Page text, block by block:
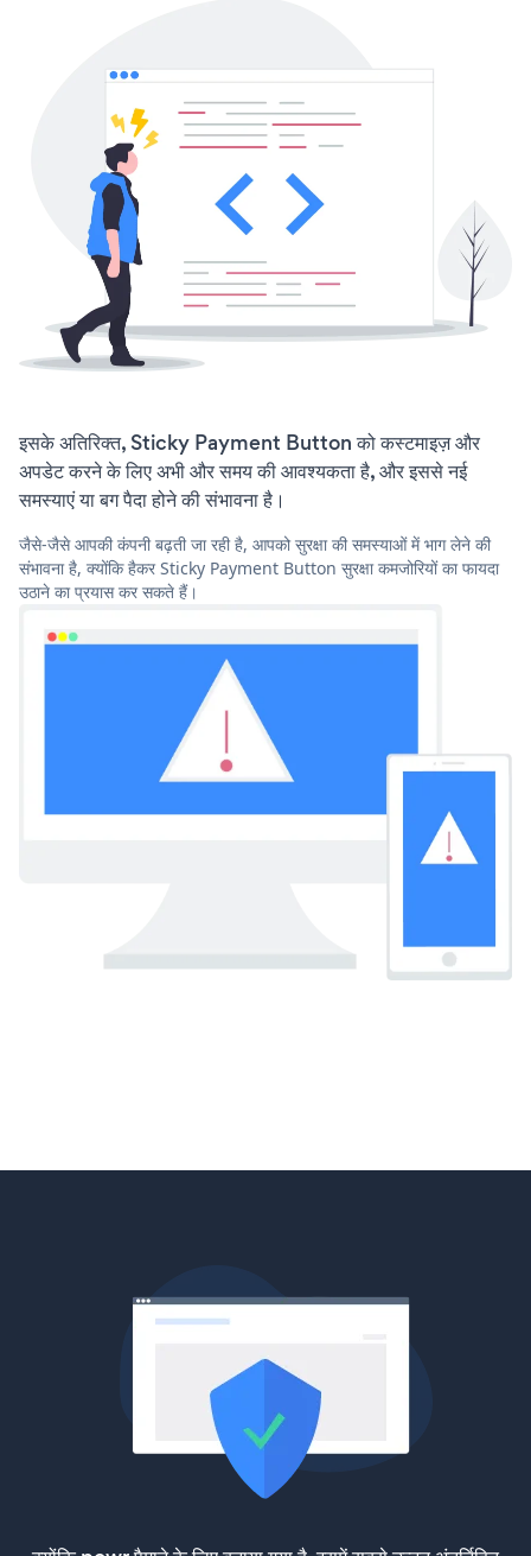
इसके अतिरिक्त, Sticky Payment Button को कस्टमाइज़ और
अपडेट करने के लिए अभी और समय की आवश्यकता है, और इससे नई
समस्याएं या बग पैदा होने की संभावना है।
जैसे-जैसे आपकी कंपनी बढ़ती जा रही है, आपको सुरक्षा की समस्याओं में भाग लेने की
संभावना है, क्योंकि हैकर Sticky Payment Button सुरक्षा कमजोरियों का फायदा
उठाने का प्रयास कर सकते हैं।